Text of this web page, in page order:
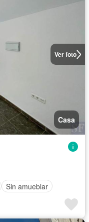
Ver foto
Casa
Sin amueblar